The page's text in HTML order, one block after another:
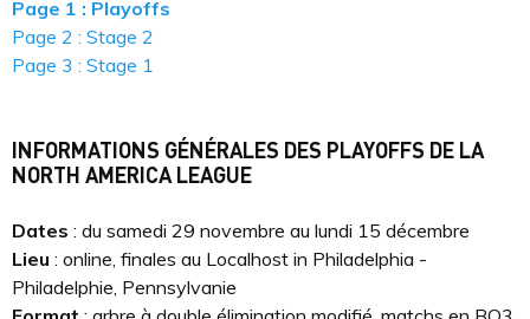
Page 1 : Playoffs
Page 2 : Stage 2
Page 3 : Stage 1
INFORMATIONS GÉNÉRALES DES PLAYOFFS DE LA
NORTH AMERICA LEAGUE
Dates : du samedi 29 novembre au lundi 15 décembre
Lieu : online, finales au Localhost in Philadelphia -
Philadelphie, Pennsylvanie